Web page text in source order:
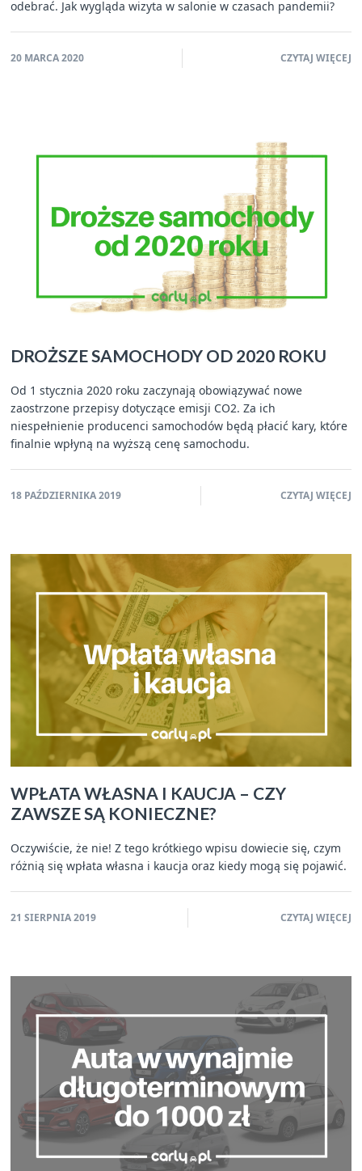
odebrać. Jak wygląda wizyta w salonie w czasach pandemii?
20 MARCA 2020 CZYTAJ WIĘCEJ
DROŻSZE SAMOCHODY OD 2020 ROKU
Od 1 stycznia 2020 roku zaczynają obowiązywać nowe
zaostrzone przepisy dotyczące emisji CO2. Za ich
niespełnienie producenci samochodów będą płacić kary, które
finalnie wpłyną na wyższą cenę samochodu.
18 PAŹDZIERNIKA 2019 CZYTAJ WIĘCEJ
WPŁATA WŁASNA I KAUCJA – CZY
ZAWSZE SĄ KONIECZNE?
Oczywiście, że nie! Z tego krótkiego wpisu dowiecie się, czym
różnią się wpłata własna i kaucja oraz kiedy mogą się pojawić.
21 SIERPNIA 2019 CZYTAJ WIĘCEJ